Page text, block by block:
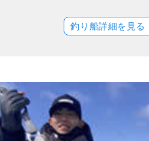
釣り船詳細を見る